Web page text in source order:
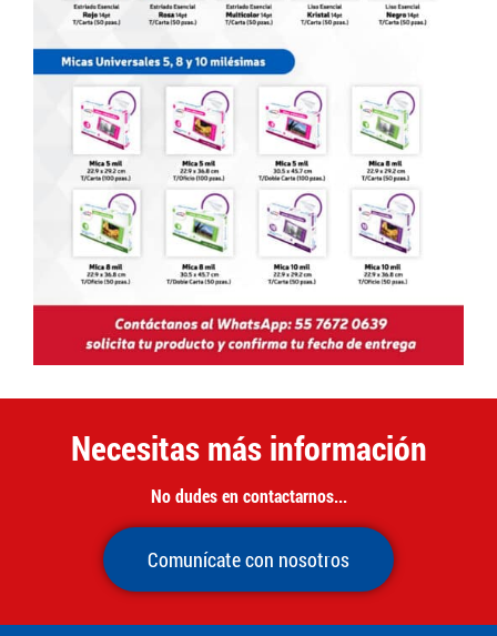
Necesitas más información
No dudes en contactarnos...
Comunícate con nosotros